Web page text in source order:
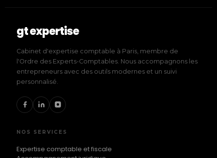
gt expertise
Cabinet d'expertise comptable à Paris, membre de
l'Ordre des Experts-Comptables. Nous accompagnons les
entrepreneurs avec des outils modernes et un suivi
personnalisé.
NOS SERVICES
Expertise comptable et fiscale